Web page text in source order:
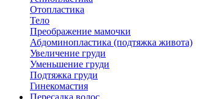
Отопластика
Тело
Преображение мамочки
Абдоминопластика (подтяжка живота)
Увеличение груди
Уменьшение груди
Подтяжка груди
Гинекомастия
Пересадка волос